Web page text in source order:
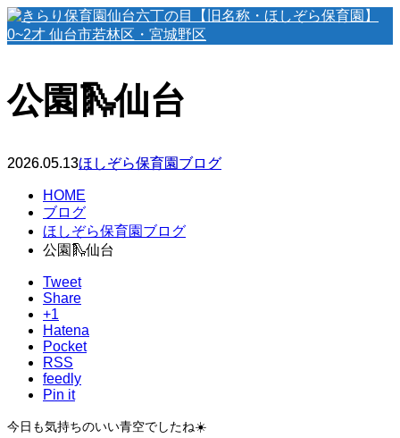
公園🛝仙台
2026.05.13ほしぞら保育園ブログ
HOME
ブログ
ほしぞら保育園ブログ
公園🛝仙台
Tweet
Share
+1
Hatena
Pocket
RSS
feedly
Pin it
今日も気持ちのいい青空でしたね☀️